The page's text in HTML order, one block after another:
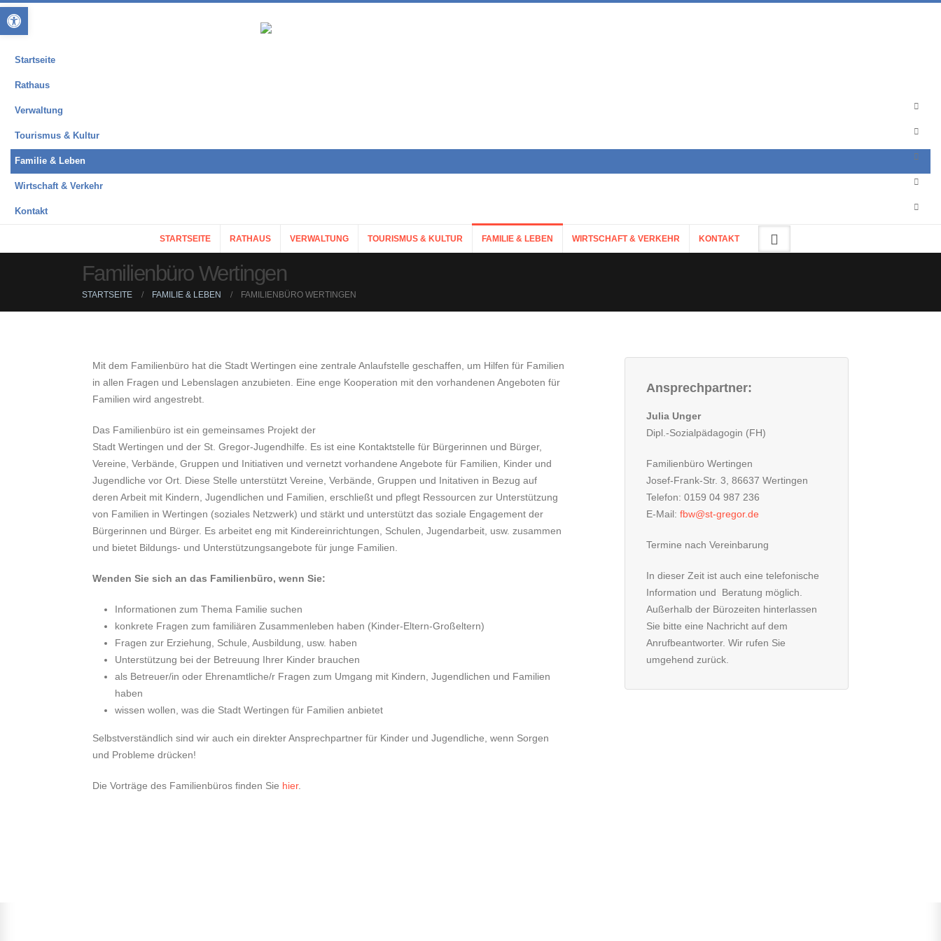
Startseite
Rathaus
Verwaltung
Tourismus & Kultur
Familie & Leben
Wirtschaft & Verkehr
Kontakt
STARTSEITE RATHAUS VERWALTUNG TOURISMUS & KULTUR FAMILIE & LEBEN WIRTSCHAFT & VERKEHR KONTAKT
Familienbüro Wertingen
STARTSEITE FAMILIE & LEBEN FAMILIENBÜRO WERTINGEN
Mit dem Familienbüro hat die Stadt Wertingen eine zentrale Anlaufstelle geschaffen, um Hilfen für Familien
in allen Fragen und Lebenslagen anzubieten. Eine enge Kooperation mit den vorhandenen Angeboten für
Familien wird angestrebt.
Das Familienbüro ist ein gemeinsames Projekt der
Stadt Wertingen und der St. Gregor-Jugendhilfe. Es ist eine Kontaktstelle für Bürgerinnen und Bürger,
Vereine, Verbände, Gruppen und Initiativen und vernetzt vorhandene Angebote für Familien, Kinder und
Jugendliche vor Ort. Diese Stelle unterstützt Vereine, Verbände, Gruppen und Initativen in Bezug auf
deren Arbeit mit Kindern, Jugendlichen und Familien, erschließt und pflegt Ressourcen zur Unterstützung
von Familien in Wertingen (soziales Netzwerk) und stärkt und unterstützt das soziale Engagement der
Bürgerinnen und Bürger. Es arbeitet eng mit Kindereinrichtungen, Schulen, Jugendarbeit, usw. zusammen
und bietet Bildungs- und Unterstützungsangebote für junge Familien.
Wenden Sie sich an das Familienbüro, wenn Sie:
Informationen zum Thema Familie suchen
konkrete Fragen zum familiären Zusammenleben haben (Kinder-Eltern-Großeltern)
Fragen zur Erziehung, Schule, Ausbildung, usw. haben
Unterstützung bei der Betreuung Ihrer Kinder brauchen
als Betreuer/in oder Ehrenamtliche/r Fragen zum Umgang mit Kindern, Jugendlichen und Familien
haben
wissen wollen, was die Stadt Wertingen für Familien anbietet
Selbstverständlich sind wir auch ein direkter Ansprechpartner für Kinder und Jugendliche, wenn Sorgen
und Probleme drücken!
Die Vorträge des Familienbüros finden Sie hier.
Ansprechpartner:
Julia Unger
Dipl.-Sozialpädagogin (FH)
Familienbüro Wertingen
Josef-Frank-Str. 3, 86637 Wertingen
Telefon: 0159 04 987 236
E-Mail: fbw@st-gregor.de
Termine nach Vereinbarung
In dieser Zeit ist auch eine telefonische
Information und Beratung möglich.
Außerhalb der Bürozeiten hinterlassen
Sie bitte eine Nachricht auf dem
Anrufbeantworter. Wir rufen Sie
umgehend zurück.
Open toolbar